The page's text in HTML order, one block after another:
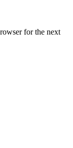
for the next